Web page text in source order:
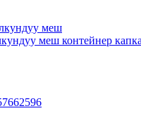
меш
меш контейнер